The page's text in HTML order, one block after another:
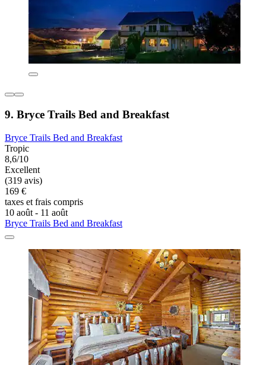
9. Bryce Trails Bed and Breakfast
Bryce Trails Bed and Breakfast
Tropic
8,6/10
Excellent
(319 avis)
169 €
taxes et frais compris
10 août - 11 août
Bryce Trails Bed and Breakfast